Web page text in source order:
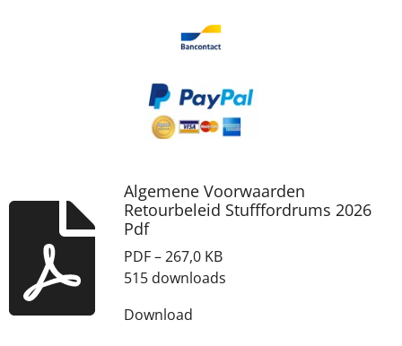
Algemene Voorwaarden
Retourbeleid Stufffordrums 2026
Pdf
PDF – 267,0 KB
515 downloads
Download